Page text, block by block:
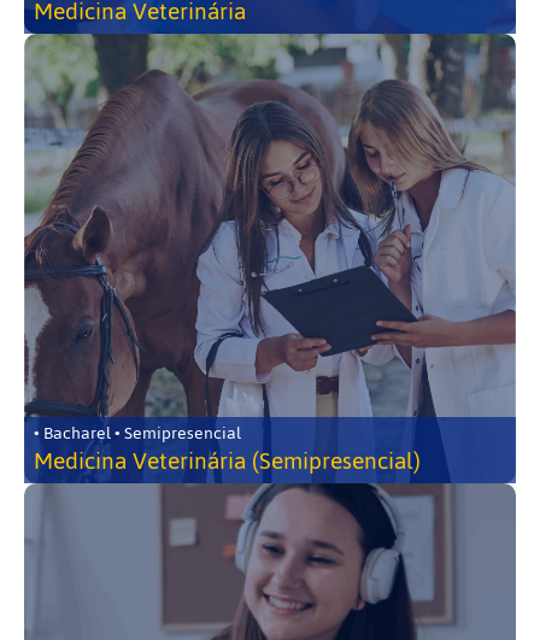
Medicina Veterinária
• Bacharel • Semipresencial
Medicina Veterinária (Semipresencial)